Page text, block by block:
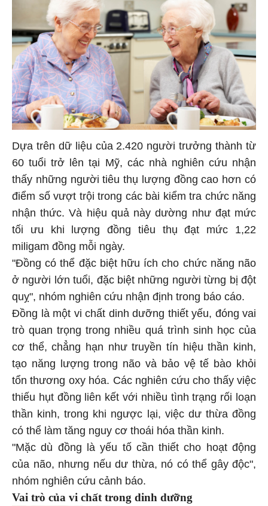
Dựa trên dữ liệu của 2.420 người trưởng thành từ
60 tuổi trở lên tại Mỹ, các nhà nghiên cứu nhận
thấy những người tiêu thụ lượng đồng cao hơn có
điểm số vượt trội trong các bài kiểm tra chức năng
nhận thức. Và hiệu quả này dường như đạt mức
tối ưu khi lượng đồng tiêu thụ đạt mức 1,22
miligam đồng mỗi ngày.
"Đồng có thể đặc biệt hữu ích cho chức năng não
ở người lớn tuổi, đặc biệt những người từng bị đột
quỵ", nhóm nghiên cứu nhận định trong báo cáo.
Đồng là một vi chất dinh dưỡng thiết yếu, đóng vai
trò quan trọng trong nhiều quá trình sinh học của
cơ thể, chẳng hạn như truyền tín hiệu thần kinh,
tạo năng lượng trong não và bảo vệ tế bào khỏi
tổn thương oxy hóa. Các nghiên cứu cho thấy việc
thiếu hụt đồng liên kết với nhiều tình trạng rối loạn
thần kinh, trong khi ngược lại, việc dư thừa đồng
có thể làm tăng nguy cơ thoái hóa thần kinh.
"Mặc dù đồng là yếu tố cần thiết cho hoạt động
của não, nhưng nếu dư thừa, nó có thể gây độc",
nhóm nghiên cứu cảnh báo.
Vai trò của vi chất trong dinh dưỡng